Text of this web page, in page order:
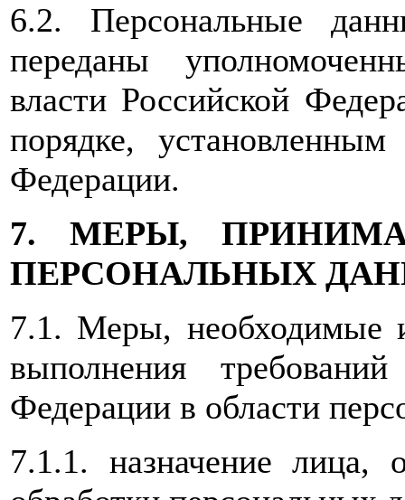
6.2. Персональные
переданы
власти Российской
порядке, установленным
Федерации.
7. МЕРЫ,
ПЕРСОНАЛЬНЫХ
7.1. Меры, необходимые
выполнения требований
Федерации в области
7.1.1. назначение лица,